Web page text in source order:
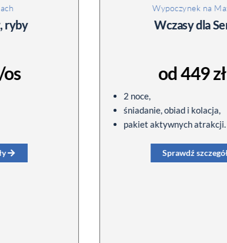
Wczasy dla Seniora
Wypoczynek na Mazurach
od 449 zł os
śniadanie, obiad i kolacja,
pakiet aktywnych atrakcji.
Sprawdź szczegóły